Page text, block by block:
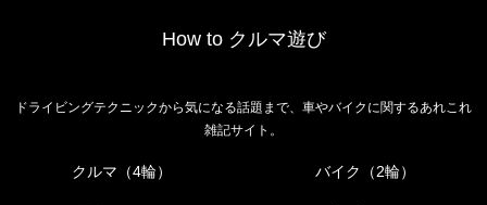
How to クルマ遊び
ドライビングテクニックから気になる話題まで、車やバイクに関するあれこれ
雑記サイト。
クルマ（4輪） バイク（2輪）